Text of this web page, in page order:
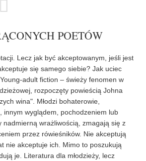
POETÓW
Lecz jak być akceptowanym, jeśli jest
się samego siebie? Jak uciec
adult fiction – świeży fenomen w
rozpoczęty powieścią Johna
wina". Młodzi bohaterowie,
innym wyglądem, pochodzeniem lub
nadmierną wrażliwością, zmagają się z
przez rówieśników. Nie akceptują
nie akceptuje ich. Mimo to poszukują
je. Literatura dla młodzieży, lecz